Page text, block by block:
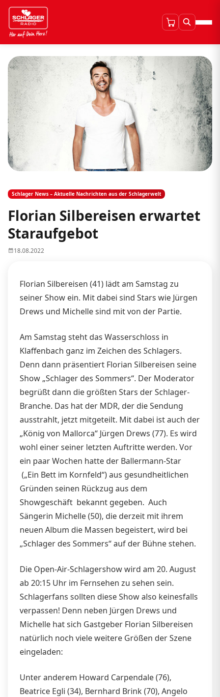
Schlager News – Aktuelle Nachrichten aus der Schlagerwelt
Florian Silbereisen erwartet
Staraufgebot
18.08.2022
Florian Silbereisen (41) lädt am Samstag zu
seiner Show ein. Mit dabei sind Stars wie Jürgen
Drews und Michelle sind mit von der Partie.
Am Samstag steht das Wasserschloss in
Klaffenbach ganz im Zeichen des Schlagers.
Denn dann präsentiert Florian Silbereisen seine
Show „Schlager des Sommers“. Der Moderator
begrüßt dann die größten Stars der Schlager-
Branche. Das hat der MDR, der die Sendung
ausstrahlt, jetzt mitgeteilt. Mit dabei ist auch der
„König von Mallorca“ Jürgen Drews (77). Es wird
wohl einer seiner letzten Auftritte werden. Vor
ein paar Wochen hatte der Ballermann-Star
(„Ein Bett im Kornfeld“) aus gesundheitlichen
Gründen seinen Rückzug aus dem
Showgeschäft bekannt gegeben. Auch
Sängerin Michelle (50), die derzeit mit ihrem
neuen Album die Massen begeistert, wird bei
„Schlager des Sommers“ auf der Bühne stehen.
Die Open-Air-Schlagershow wird am 20. August
ab 20:15 Uhr im Fernsehen zu sehen sein.
Schlagerfans sollten diese Show also keinesfalls
verpassen! Denn neben Jürgen Drews und
Michelle hat sich Gastgeber Florian Silbereisen
natürlich noch viele weitere Größen der Szene
eingeladen:
Unter anderem Howard Carpendale (76),
Beatrice Egli (34), Bernhard Brink (70), Angelo